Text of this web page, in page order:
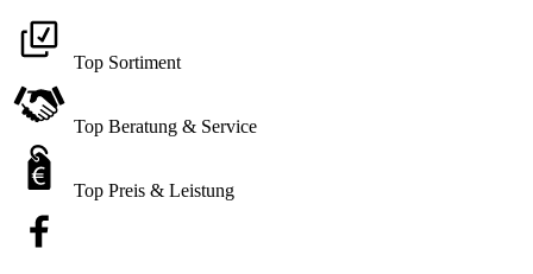
Top Sortiment
Top Beratung & Service
Top Preis & Leistung